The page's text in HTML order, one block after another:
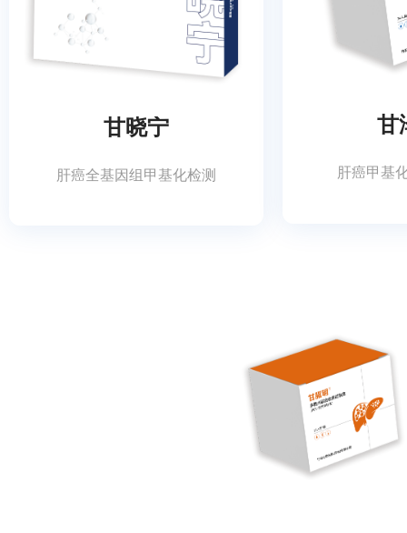
甘晓宁
肝癌全基因组甲基化检测
甘
肝癌甲基